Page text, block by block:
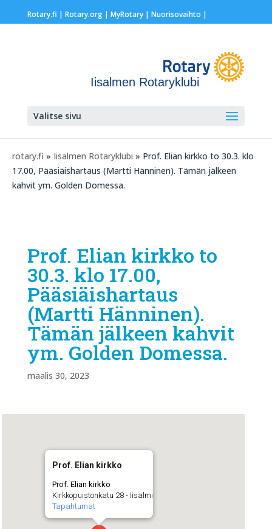
Rotary.fi | Rotary.org| MyRotary | Nuorisovaihto |
Iisalmen Rotaryklubi
Valitse sivu
rotary.fi » Iisalmen Rotaryklubi » Prof. Elian kirkko to 30.3. klo
17.00, Pääsiäishartaus (Martti Hänninen). Tämän jälkeen
kahvit ym. Golden Domessa.
Prof. Elian kirkko to
30.3. klo 17.00,
Pääsiäishartaus
(Martti Hänninen).
Tämän jälkeen kahvit
ym. Golden Domessa.
maalis 30, 2023
Prof. Elian kirkko
Prof. Elian kirkko
Kirkkopuistonkatu 28 - Iisalmi
Tapahtumat